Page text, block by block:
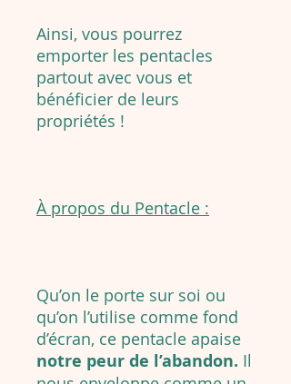
Ainsi, vous pourrez
emporter les pentacles
partout avec vous et
bénéficier de leurs
propriétés !
À propos du Pentacle :
Qu’on le porte sur soi ou
qu’on l’utilise comme fond
d’écran, ce pentacle apaise
notre peur de l’abandon. Il